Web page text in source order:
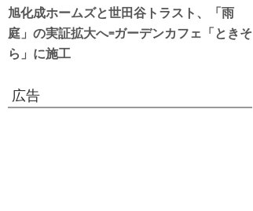
旭化成ホームズと世田谷トラスト、「雨
庭」の実証拡大へ=ガーデンカフェ「ときそ
ら」に施工
広告